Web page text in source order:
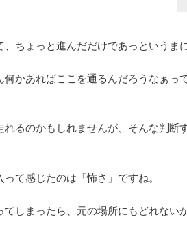
ちょっと進んだだけであっというま
かあればここを通るんだろうなぁっ
るのかもしれませんが、そんな判断
て感じたのは「怖さ」ですね。
しまったら、元の場所にもどれない